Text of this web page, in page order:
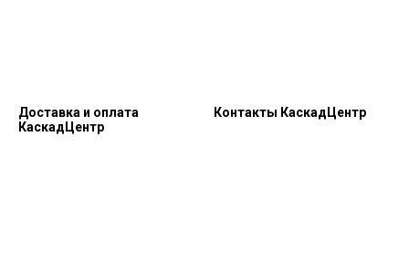
Доставка и оплата
КаскадЦентр
Контакты КаскадЦентр